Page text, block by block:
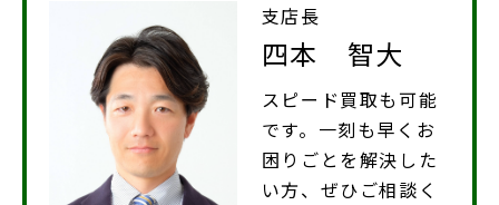
支店長
四本 智大
スピード買取も可能
です。一刻も早くお
困りごとを解決した
い方、ぜひご相談く